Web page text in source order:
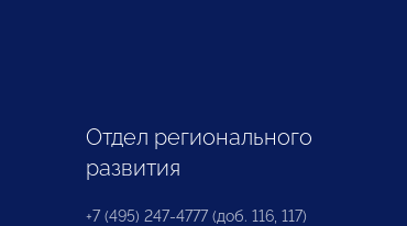
Отдел регионального
развития
+7 (495) 247-4777 (доб. 116, 117)